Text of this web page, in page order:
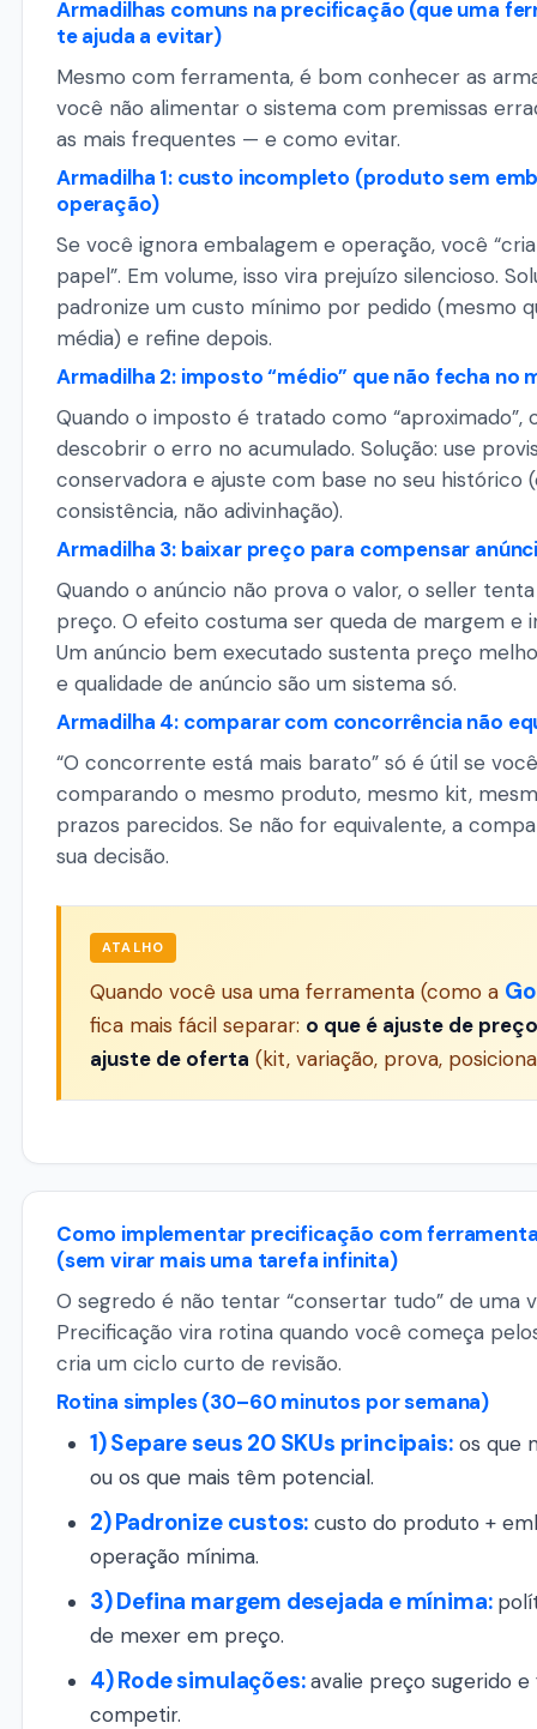
Armadilhas comuns na precificação (que uma
te ajuda a evitar)
Mesmo com ferramenta, é bom conhecer as
você não alimentar o sistema com premissas
as mais frequentes — e como evitar.
Armadilha 1: custo incompleto (produto sem
operação)
Se você ignora embalagem e operação, você
papel”. Em volume, isso vira prejuízo silencioso.
padronize um custo mínimo por pedido (mesmo
média) e refine depois.
Armadilha 2: imposto “médio” que não fecha no
Quando o imposto é tratado como “aproximado”,
descobrir o erro no acumulado. Solução: use
conservadora e ajuste com base no seu histórico
consistência, não adivinhação).
Armadilha 3: baixar preço para compensar
Quando o anúncio não prova o valor, o seller
preço. O efeito costuma ser queda de margem e
Um anúncio bem executado sustenta preço
e qualidade de anúncio são um sistema só.
Armadilha 4: comparar com concorrência não
“O concorrente está mais barato” só é útil se
comparando o mesmo produto, mesmo kit,
prazos parecidos. Se não for equivalente, a
sua decisão.
ATALHO
Quando você usa uma ferramenta (como a
fica mais fácil separar: o que é ajuste de preço
ajuste de oferta (kit, variação, prova,
Como implementar precificação com
(sem virar mais uma tarefa infinita)
O segredo é não tentar “consertar tudo” de uma
Precificação vira rotina quando você começa
cria um ciclo curto de revisão.
Rotina simples (30–60 minutos por semana)
1) Separe seus 20 SKUs principais:os que
ou os que mais têm potencial.
2) Padronize custos: custo do produto +
operação mínima.
3) Defina margem desejada e mínima:
de mexer em preço.
4) Rode simulações:avalie preço sugerido e
competir.